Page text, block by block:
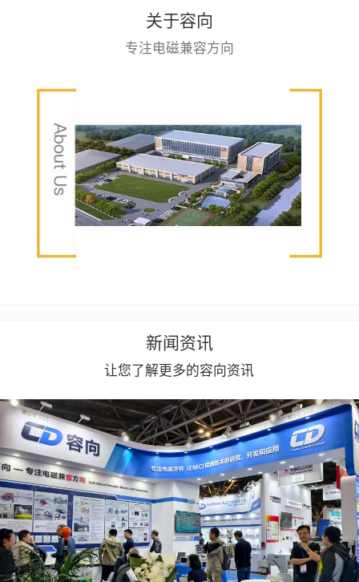
关于容向
专注电磁兼容方向
新闻资讯
让您了解更多的容向资讯